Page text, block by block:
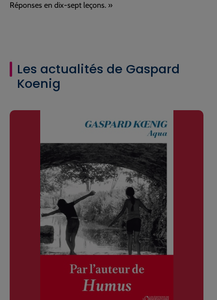
Réponses en dix-sept leçons. »
Les actualités de Gaspard
Koenig